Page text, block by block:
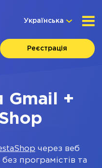
Українська
Реєстрація
Gmail +
через веб
програмістів та